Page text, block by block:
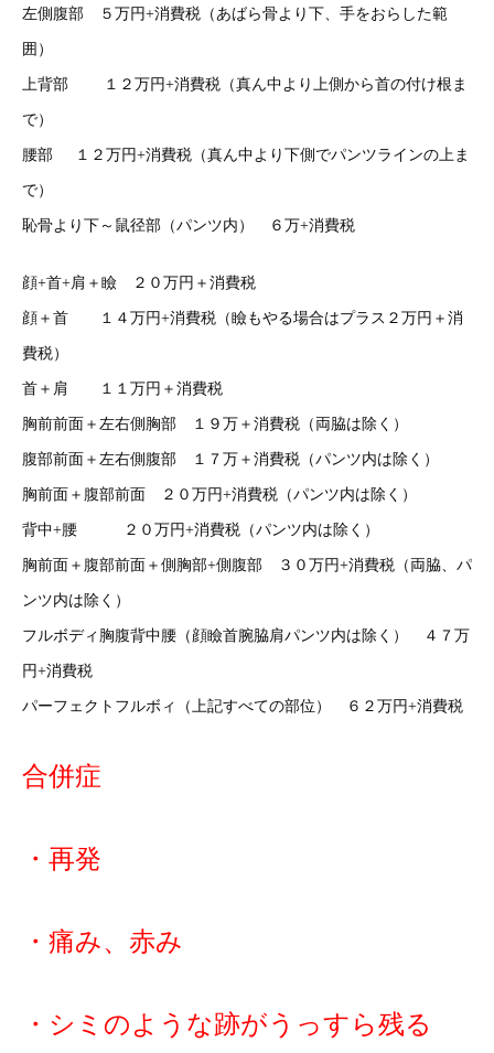
左側腹部 ５万円+消費税（あばら骨より下、手をおらした範
囲）
上背部 １２万円+消費税（真ん中より上側から首の付け根ま
で）
腰部 １２万円+消費税（真ん中より下側でパンツラインの上ま
で）
恥骨より下～鼠径部（パンツ内） ６万+消費税
顔+首+肩＋瞼 ２０万円＋消費税
顔＋首 １４万円+消費税（瞼もやる場合はプラス２万円＋消
費税）
首＋肩 １１万円＋消費税
胸前前面＋左右側胸部 １９万＋消費税（両脇は除く）
腹部前面＋左右側腹部 １７万＋消費税（パンツ内は除く）
胸前面＋腹部前面 ２０万円+消費税（パンツ内は除く）
背中+腰 ２０万円+消費税（パンツ内は除く）
胸前面＋腹部前面＋側胸部+側腹部 ３０万円+消費税（両脇、パ
ンツ内は除く）
フルボディ胸腹背中腰（顔瞼首腕脇肩パンツ内は除く） ４７万
円+消費税
パーフェクトフルボィ（上記すべての部位） ６２万円+消費税
合併症
・再発
・痛み、赤み
・シミのような跡がうっすら残る